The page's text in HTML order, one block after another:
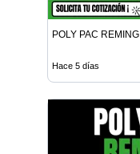
POLY PAC REMING
Hace 5 días